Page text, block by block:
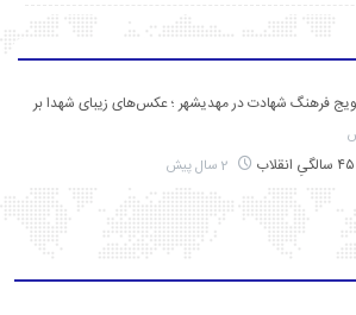
فرهنگ شهادت در مهدیشهر ؛ عکس‌های زیبای شهدا بر